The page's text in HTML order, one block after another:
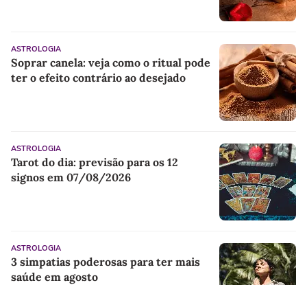
ASTROLOGIA
Soprar canela: veja como o ritual pode
ter o efeito contrário ao desejado
ASTROLOGIA
Tarot do dia: previsão para os 12
signos em 07/08/2026
ASTROLOGIA
3 simpatias poderosas para ter mais
saúde em agosto